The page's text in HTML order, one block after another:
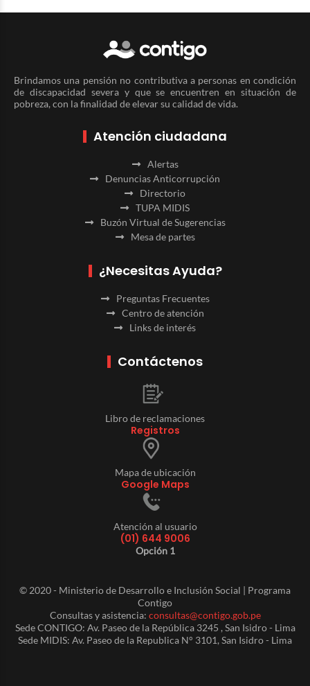
Brindamos una pensión no contributiva a personas en condición
de discapacidad severa y que se encuentren en situación de
pobreza, con la finalidad de elevar su calidad de vida.
Atención ciudadana
Alertas
Denuncias Anticorrupción
Directorio
TUPA MIDIS
Buzón Virtual de Sugerencias
Mesa de partes
¿Necesitas Ayuda?
Preguntas Frecuentes
Centro de atención
Links de interés
Contáctenos
Libro de reclamaciones
Registros
Mapa de ubicación
Google Maps
Atención al usuario
(01) 644 9006
Opción 1
© 2020 - Ministerio de Desarrollo e Inclusión Social | Programa
Contigo
Consultas y asistencia: consultas@contigo.gob.pe
Sede CONTIGO: Av. Paseo de la República 3245 , San Isidro - Lima
Sede MIDIS: Av. Paseo de la Republica N° 3101, San Isidro - Lima